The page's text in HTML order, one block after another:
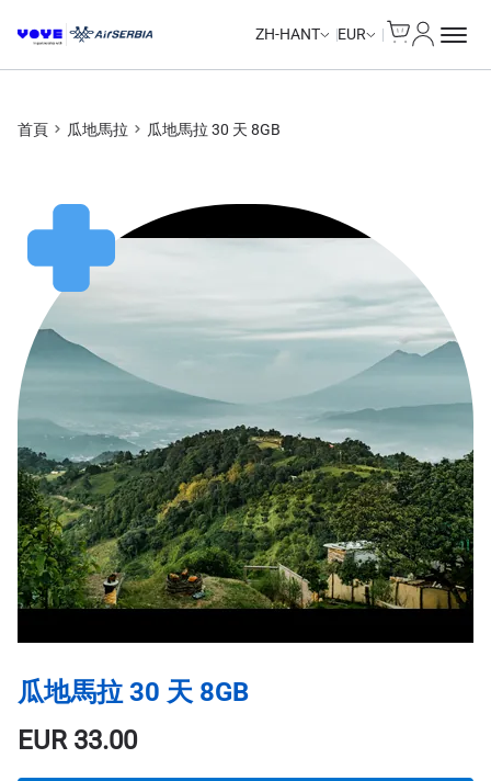
ZH-HANT EUR
首頁 瓜地馬拉 瓜地馬拉 30 天 8GB
瓜地馬拉 30 天 8GB
EUR33.00